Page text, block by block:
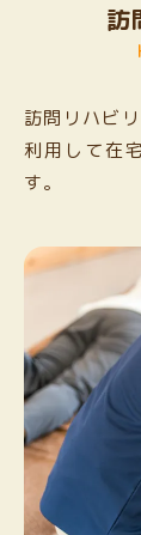
訪
訪問リハビ
利用して在
す。